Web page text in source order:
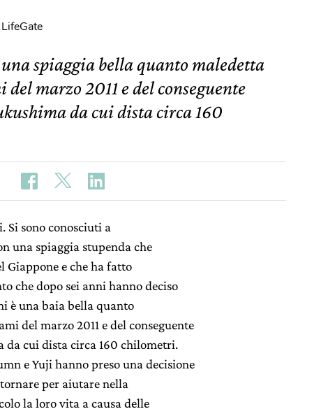
spiaggia bella quanto maledetta
marzo 2011 e del conseguente
da cui dista circa 160
Si sono conosciuti a
una spiaggia stupenda che
Giappone e che ha fatto
che dopo sei anni hanno deciso
è una baia bella quanto
del marzo 2011 e del conseguente
da cui dista circa 160 chilometri.
e Yuji hanno preso una decisione
per aiutare nella
la loro vita a causa delle